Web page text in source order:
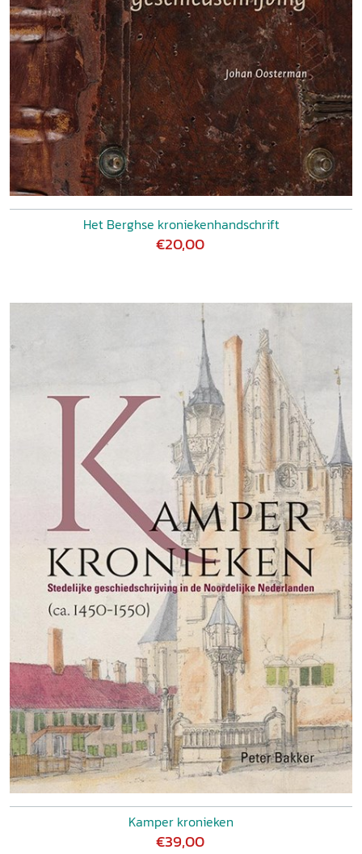
Het Berghse kroniekenhandschrift
€20,00
Kamper kronieken
€39,00